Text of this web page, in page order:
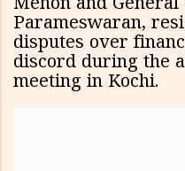
Menon and
Parameswaran,
disputes over
discord during the
meeting in Kochi.